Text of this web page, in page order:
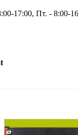
17:00, Пт. - 8:00-